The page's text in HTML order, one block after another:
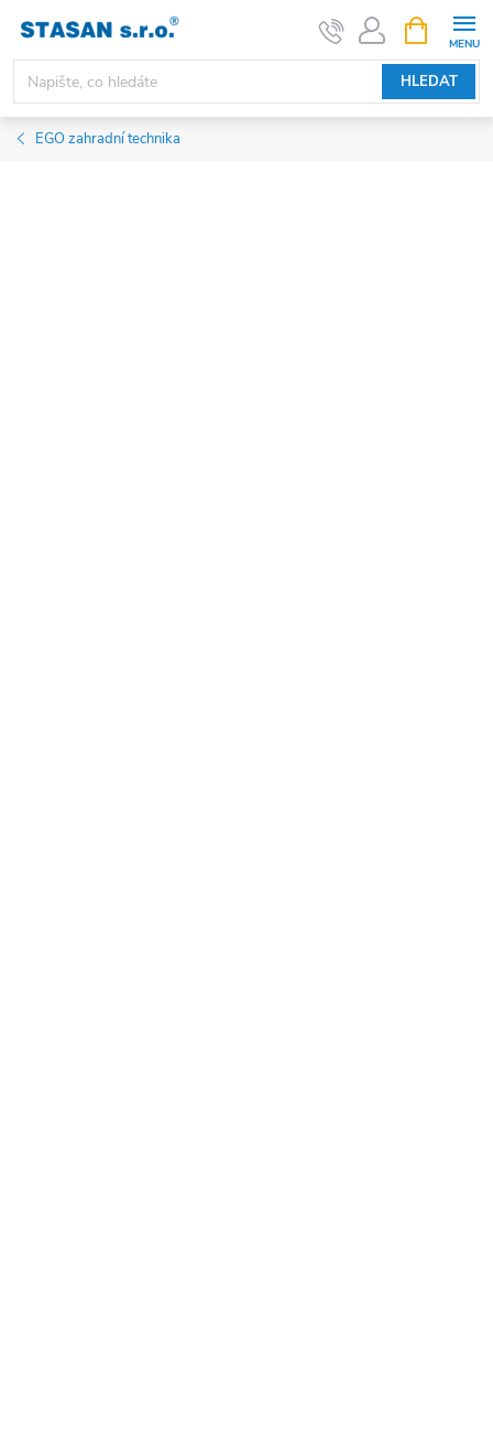
obsah
HLEDAT
NÁKUPNÍ
KOŠÍK
EGO zahradní technika